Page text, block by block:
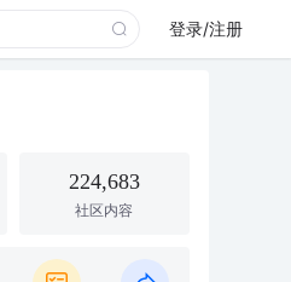
登录/注册
224,683
社区内容